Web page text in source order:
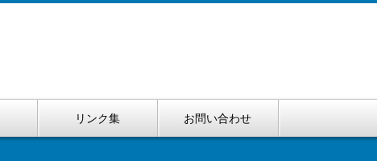
リンク集 お問い合わせ